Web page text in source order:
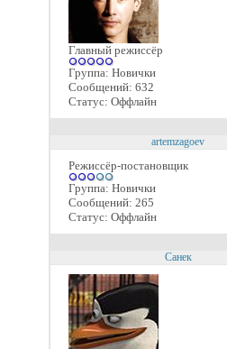
Главный режиссёр
Группа: Новички
Сообщений: 632
Статус: Оффлайн
artemzagoev
Режиссёр-постановщик
Группа: Новички
Сообщений: 265
Статус: Оффлайн
Санек